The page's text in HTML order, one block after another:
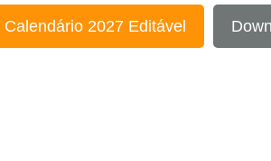
Calendário 2027 Editável